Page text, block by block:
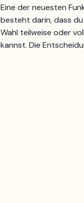
Eine der neuesten
besteht darin, dass
Wahl teilweise oder
kannst. Die